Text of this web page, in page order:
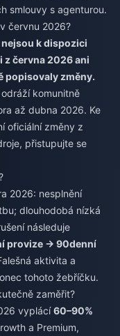
smlouvy s agenturou.
červnu 2026?
k dispozici
z června 2026 ani
popisovaly změny.
komunitně
až dubna 2026. Ke
oficiální změny z
přistupujte se
2026: nesplnění
dlouhodobá nízká
následuje
provize → 90denní
aktivita a
tohoto žebříčku.
zaměřit?
vyplácí60–90%
a Premium,